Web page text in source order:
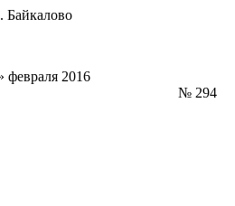
Байкалово
февраля 2016
294